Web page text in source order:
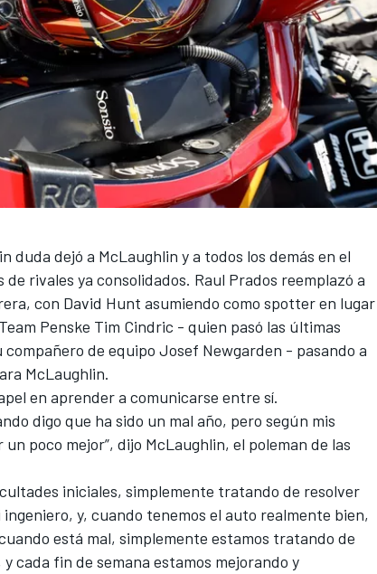
duda dejó a McLaughlin y a todos los demás en el
de rivales ya consolidados. Raul Prados reemplazó a
con David Hunt asumiendo como spotter en lugar
Penske Tim Cindric - quien pasó las últimas
de equipo Josef Newgarden - pasando a
McLaughlin.
en aprender a comunicarse entre sí.
digo que ha sido un mal año, pero según mis
poco mejor”, dijo McLaughlin, el poleman de las
iniciales, simplemente tratando de resolver
y, cuando tenemos el auto realmente bien,
está mal, simplemente estamos tratando de
cada fin de semana estamos mejorando y